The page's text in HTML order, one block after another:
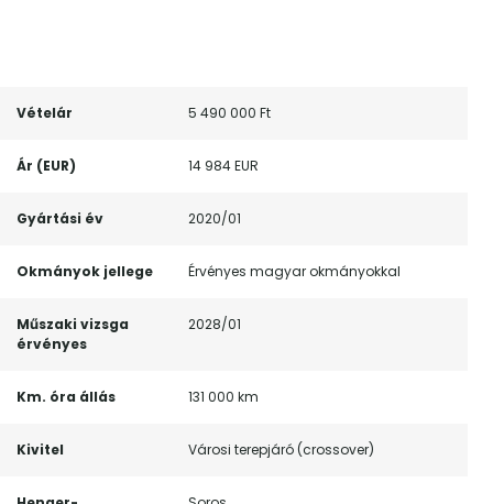
Vételár 5 490 000 Ft
Ár (EUR) 14 984 EUR
Gyártási év 2020/01
Okmányok jellege Érvényes magyar okmányokkal
Műszaki vizsga
érvényes
2028/01
Km. óra állás 131 000 km
Kivitel Városi terepjáró (crossover)